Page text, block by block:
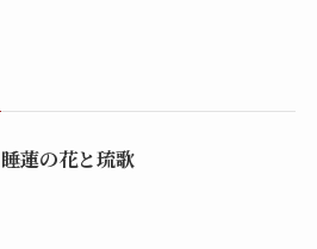
睡蓮の花と琉歌